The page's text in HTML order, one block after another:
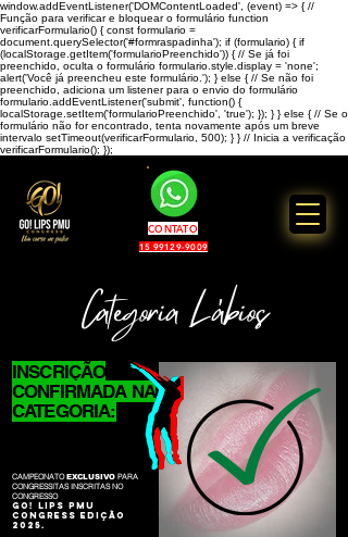
window.addEventListener('DOMContentLoaded', (event) => { //
Função para verificar e bloquear o formulário function
verificarFormulario() { const formulario =
document.querySelector('#formraspadinha'); if (formulario) { if
(localStorage.getItem('formularioPreenchido')) { // Se já foi
preenchido, oculta o formulário formulario.style.display = 'none';
alert('Você já preencheu este formulário.'); } else { // Se não foi
preenchido, adiciona um listener para o envio do formulário
formulario.addEventListener('submit', function() {
localStorage.setItem('formularioPreenchido', 'true'); }); } } else { // Se o
formulário não for encontrado, tenta novamente após um breve
intervalo setTimeout(verificarFormulario, 500); } } // Inicia a verificação
verificarFormulario(); });
15 99129-9009
CONTATO
Categoria Lábios
'
INSCRIÇÃO
CONFIRMADA NA
CATEGORIA:
CAMPEONATO EXCLUSIVO PARA
CONGRESSITAS INSCRITAS NO
CONGRESSO
GO! LIPS PMU
CONGRESS EDIÇÃO
2025.